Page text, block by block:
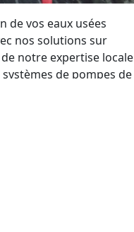
de vos eaux usées
nos solutions sur
notre expertise locale
de pompes de